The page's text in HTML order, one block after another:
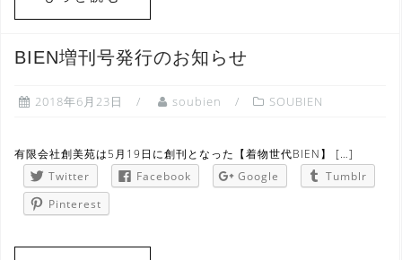
BIEN増刊号発行のお知らせ
2018年6月23日 soubien SOUBIEN
有限会社創美苑は5月19日に創刊となった【着物世代BIEN】 […]
Twitter
Facebook Google
Tumblr
Pinterest